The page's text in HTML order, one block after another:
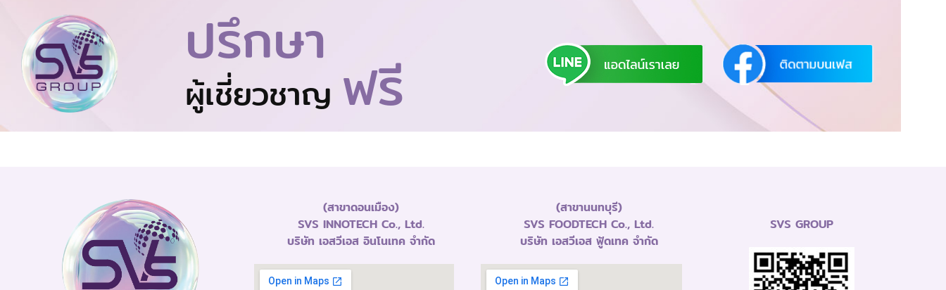
ปรึกษา
ผู้เชี่ยวชาญ ฟรี
(สาขาดอนเมือง)
SVS INNOTECH Co., Ltd.
บริษัท เอสวีเอส อินโนเทค จำกัด
(สาขานนทบุรี)
SVS FOODTECH Co., Ltd.
บริษัท เอสวีเอส ฟู้ดเทค จำกัด
SVS GROUP